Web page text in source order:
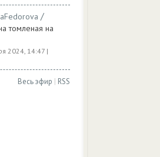
/
томленая на
2024, 14:47 |
Весь эфир | RSS